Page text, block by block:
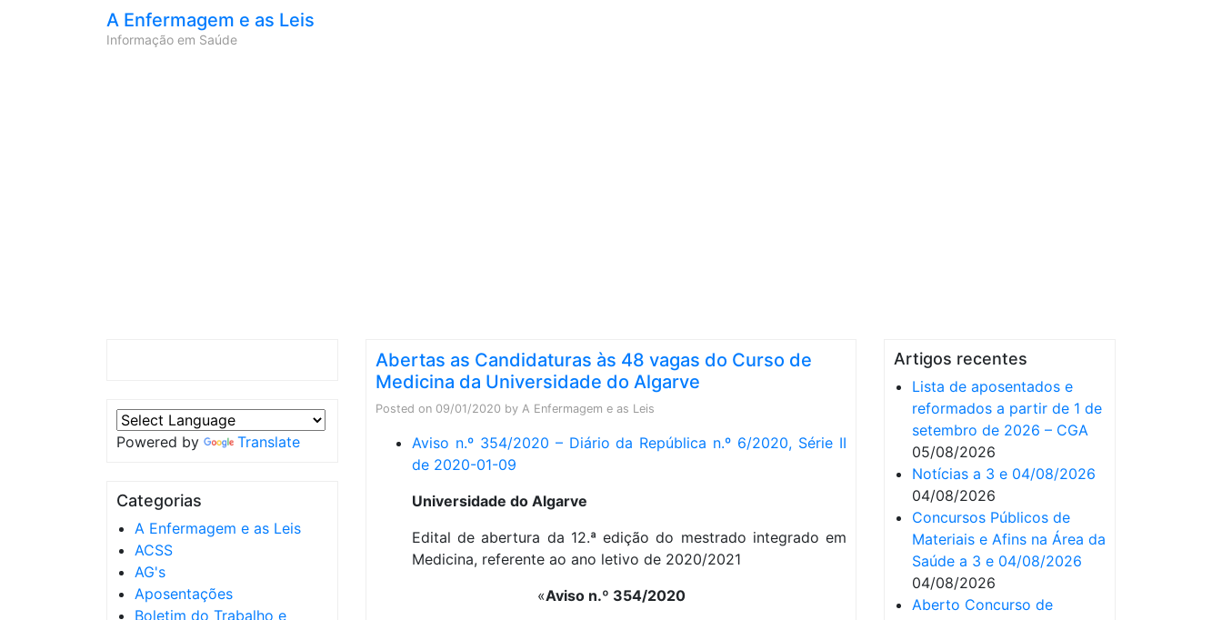
A Enfermagem e as Leis
Informação em Saúde
Powered by Translate
Categorias
A Enfermagem e as Leis
ACSS
AG's
Aposentações
Boletim do Trabalho e
Abertas as Candidaturas às 48 vagas do Curso de
Medicina da Universidade do Algarve
Posted on 09/01/2020 by A Enfermagem e as Leis
Aviso n.º 354/2020 – Diário da República n.º 6/2020, Série II
de 2020-01-09
Universidade do Algarve
Edital de abertura da 12.ª edição do mestrado integrado em
Medicina, referente ao ano letivo de 2020/2021
«Aviso n.º 354/2020
Artigos recentes
Lista de aposentados e
reformados a partir de 1 de
setembro de 2026 – CGA
05/08/2026
Notícias a 3 e 04/08/2026
04/08/2026
Concursos Públicos de
Materiais e Afins na Área da
Saúde a 3 e 04/08/2026
04/08/2026
Aberto Concurso de